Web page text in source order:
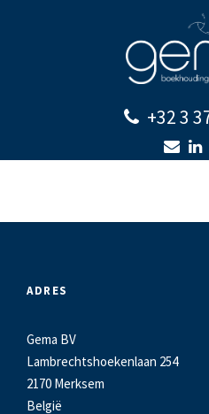
+32 3
ADRES
Gema BV
Lambrechtshoekenlaan 254
2170 Merksem
België